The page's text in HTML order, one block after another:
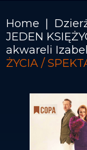
Ścieżka
Home
JEDEN
akwareli
ŻYCIA /